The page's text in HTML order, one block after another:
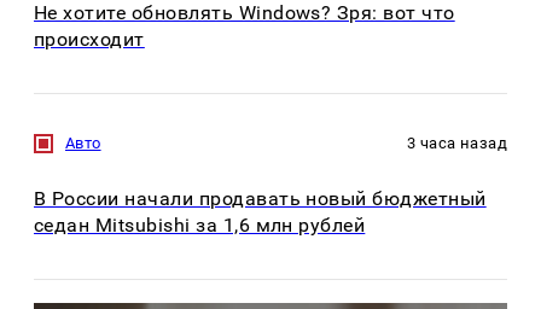
Не хотите обновлять Windows? Зря: вот что
происходит
Авто 3 часа назад
В России начали продавать новый бюджетный
седан Mitsubishi за 1,6 млн рублей